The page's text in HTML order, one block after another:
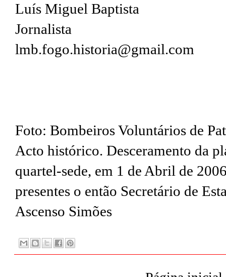
Luís Miguel Baptista
Jornalista
lmb.fogo.historia@gmail.com
Foto: Bombeiros Voluntários de
Acto histórico. Desceramento da
quartel-sede, em 1 de Abril de
presentes o então Secretário de
Ascenso Simões